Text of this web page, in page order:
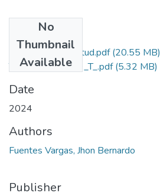
No
Thumbnail
Available
Grado de Similitud.pdf(20.55 MB)
T036_73021129_T_.pdf(5.32 MB)
Date
2024
Authors
Fuentes Vargas, Jhon Bernardo
Publisher